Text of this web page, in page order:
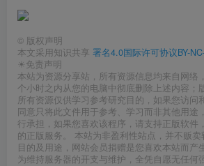
© 版权声明
本文采用知识共享 署名4.0国际许可协议BY-
☀免责声明
本站为资源分享站，所有资源信息均来自网络
个小时之内从您的电脑中彻底删除上述内容；
所有资源仅供学习参考研究目的，如果您访问
同意只将此文件用于参考、学习而非其他用途
行承担，如果您喜欢该程序，请支持正版软件
的正版服务。 本站为非盈利性站点，并不贩
目的及用途，网站会员捐赠是您喜欢本站而产
为维持服务器的开支与维护，全凭自愿无任何